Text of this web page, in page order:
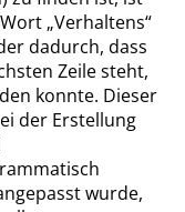
„Verhaltens“
dadurch, dass
Zeile steht,
konnte. Dieser
der Erstellung
wurde,